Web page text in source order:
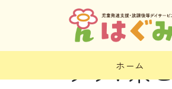
ホーム
タグ:糸